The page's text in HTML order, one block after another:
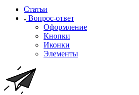
Статьи
Вопрос-ответ
Оформление
Кнопки
Иконки
Элементы